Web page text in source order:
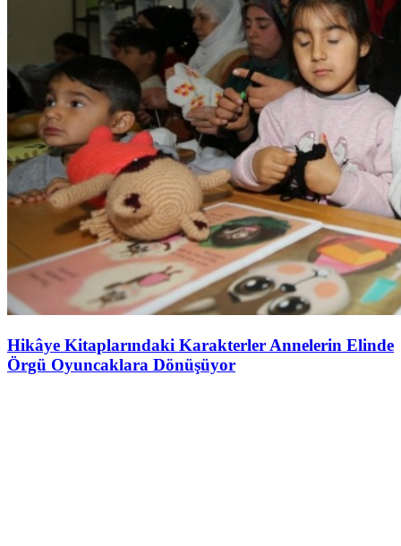
Hikâye Kitaplarındaki Karakterler Annelerin Elinde
Örgü Oyuncaklara Dönüşüyor